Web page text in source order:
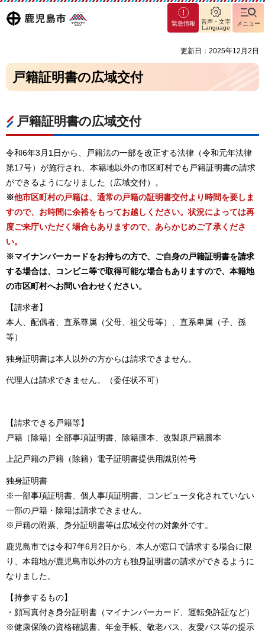
鹿児島
マグ
マシ
緊急情報
音声・文字
Language
メニュー
更新日：2025年12月2日
戸籍証明書の広域交付
戸籍証明書の広域交付
令和6年3月1日から、戸籍法の一部を改正する法律（令和元年法律
第17号）が施行され、本籍地以外の市区町村でも戸籍証明書の請求
ができるようになりました（広域交付）。
※他市区町村の戸籍は、通常の戸籍の証明書交付より時間を要しま
すので、お時間に余裕をもってお越しください。状況によっては再
度ご来庁いただく場合もありますので、あらかじめご了承くださ
い。
※マイナンバーカードをお持ちの方で、ご自身の戸籍証明書を請求
する場合は、コンビニ等で取得可能な場合もありますので、本籍地
の市区町村へお問い合わせください。
【請求者】
本人、配偶者、直系尊属（父母、祖父母等）、直系卑属（子、孫
等）
独身証明書は本人以外の方からは請求できません。
代理人は請求できません。（委任状不可）
【請求できる戸籍等】
戸籍（除籍）全部事項証明書、除籍謄本、改製原戸籍謄本
上記戸籍の戸籍（除籍）電子証明書提供用識別符号
独身証明書
※一部事項証明書、個人事項証明書、コンピュータ化されていない
一部の戸籍・除籍は請求できません。
※戸籍の附票、身分証明書等は広域交付の対象外です。
鹿児島市では令和7年6月2日から、本人が窓口で請求する場合に限
り、本籍地が鹿児島市以外の方も独身証明書の請求ができるように
なりました。
【持参するもの】
・顔写真付き身分証明書（マイナンバーカード、運転免許証など）
※健康保険の資格確認書、年金手帳、敬老パス、友愛パス等の提示